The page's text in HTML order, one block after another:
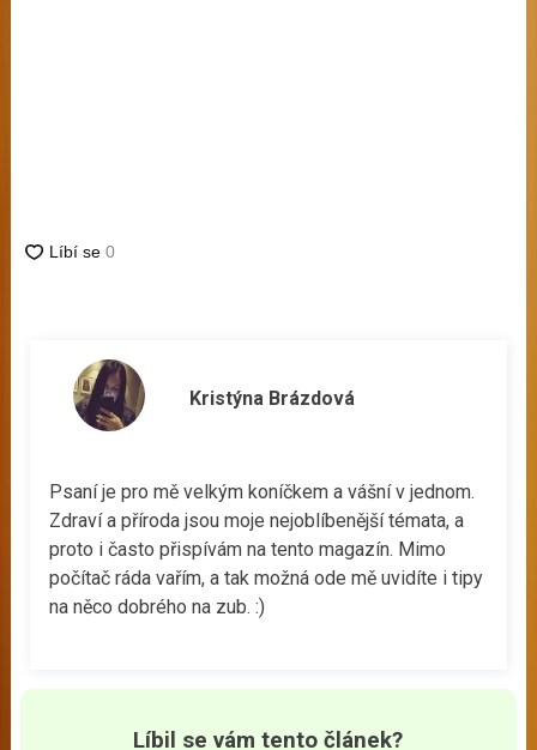
Kristýna Brázdová
Psaní je pro mě velkým koníčkem a vášní v jednom.
Zdraví a příroda jsou moje nejoblíbenější témata, a
proto i často přispívám na tento magazín. Mimo
počítač ráda vařím, a tak možná ode mě uvidíte i tipy
na něco dobrého na zub. :)
Líbil se vám tento článek?